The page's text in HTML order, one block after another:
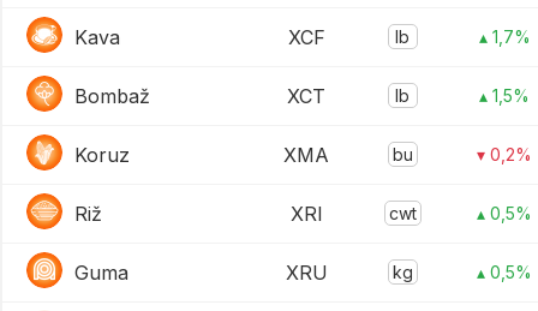
Kava XCF lb ▴ 1,7%
Bombaž XCT lb ▴ 1,5%
Koruz XMA bu ▾ 0,2%
Riž XRI cwt ▴ 0,5%
Guma XRU kg ▴ 0,5%